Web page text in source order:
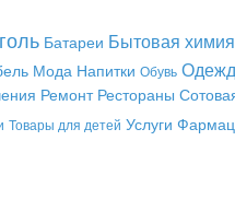
Батареи Бытовая химия
Мода Напитки Обувь
Ремонт Рестораны
Товары для детей Услуги